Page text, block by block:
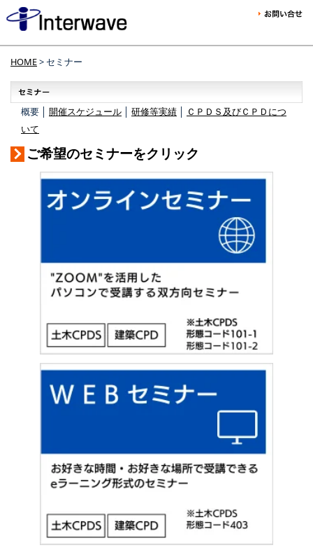
HOME> セミナー
概要 │ 開催スケジュール 研修等実績
ＣＰＤＳ及びＣＰＤにつ
いて
ご希望のセミナーをクリック